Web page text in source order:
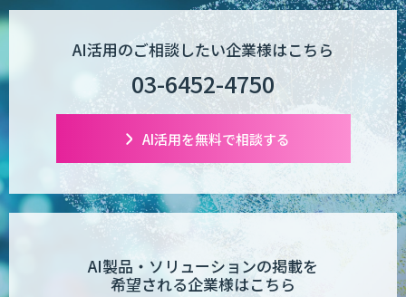
AI活用のご相談したい企業様はこちら
03-6452-4750
AI活用を無料で相談する
AI製品・ソリューションの掲載を
希望される企業様はこちら